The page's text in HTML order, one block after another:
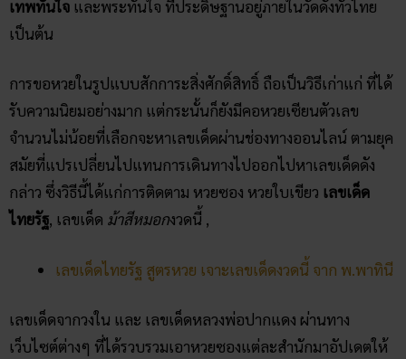
เทพทันใจ และพระทันใจ ที่ประดิษฐานอยู่ภายในวัดดังทั่วไทย
เป็นต้น
การขอหวยในรูปแบบสักการะสิ่งศักดิ์สิทธิ์ ถือเป็นวิธีเก่าแก่ ที่ได้
รับความนิยมอย่างมาก แต่กระนั้นก็ยังมีคอหวยเซียนตัวเลข
จำนวนไม่น้อยที่เลือกจะหาเลขเด็ดผ่านช่องทางออนไลน์ ตามยุค
สมัยที่แปรเปลี่ยนไปแทนการเดินทางไปออกไปหาเลขเด็ดดัง
กล่าว ซึ่งวิธีนี้ได้แก่การติดตาม หวยซอง หวยใบเขียว เลขเด็ด
ไทยรัฐ, เลขเด็ด ม้าสีหมอกงวดนี้ ,
เลขเด็ดไทยรัฐ สูตรหวย เจาะเลขเด็ดงวดนี้ จาก พ.พาทินี
เลขเด็ดจากวงใน และ เลขเด็ดหลวงพ่อปากแดง ผ่านทาง
เว็บไซต์ต่างๆ ที่ได้รวบรวมเอาหวยซองแต่ละสำนักมาอัปเดตให้